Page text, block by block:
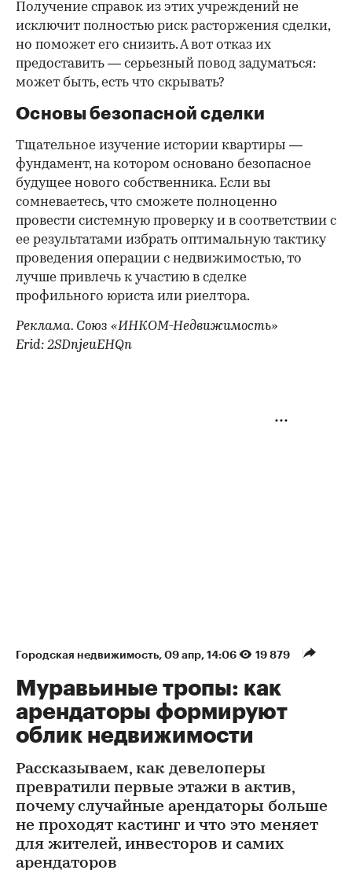
Получение справок из этих учреждений не
исключит полностью риск расторжения сделки,
но поможет его снизить. А вот отказ их
предоставить — серьезный повод задуматься:
может быть, есть что скрывать?
Основы безопасной сделки
Тщательное изучение истории квартиры —
фундамент, на котором основано безопасное
будущее нового собственника. Если вы
сомневаетесь, что сможете полноценно
провести системную проверку и в соответствии с
ее результатами избрать оптимальную тактику
проведения операции с недвижимостью, то
лучше привлечь к участию в сделке
профильного юриста или риелтора.
Реклама. Союз «ИНКОМ-Недвижимость»
Erid: 2SDnjeuEHQn
Городская недвижимость 09 апр, 14:06 19 879
Муравьиные тропы: как
арендаторы формируют
облик недвижимости
Рассказываем, как девелоперы
превратили первые этажи в актив,
почему случайные арендаторы больше
не проходят кастинг и что это меняет
для жителей, инвесторов и самих
арендаторов